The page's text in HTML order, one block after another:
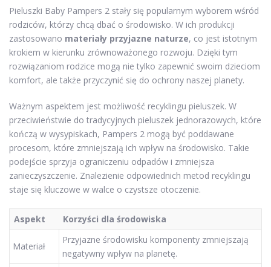
Pieluszki Baby Pampers 2 stały się popularnym wyborem wśród
rodziców, którzy chcą dbać o środowisko. W ich produkcji
zastosowano materiały przyjazne naturze, co jest istotnym
krokiem w kierunku zrównoważonego rozwoju. Dzięki tym
rozwiązaniom rodzice mogą nie tylko zapewnić swoim dzieciom
komfort, ale także przyczynić się do ochrony naszej planety.
Ważnym aspektem jest możliwość recyklingu pieluszek. W
przeciwieństwie do tradycyjnych pieluszek jednorazowych, które
kończą w wysypiskach, Pampers 2 mogą być poddawane
procesom, które zmniejszają ich wpływ na środowisko. Takie
podejście sprzyja ograniczeniu odpadów i zmniejsza
zanieczyszczenie. Znalezienie odpowiednich metod recyklingu
staje się kluczowe w walce o czystsze otoczenie.
Aspekt Korzyści dla środowiska
Materiał
Przyjazne środowisku komponenty zmniejszają
negatywny wpływ na planetę.